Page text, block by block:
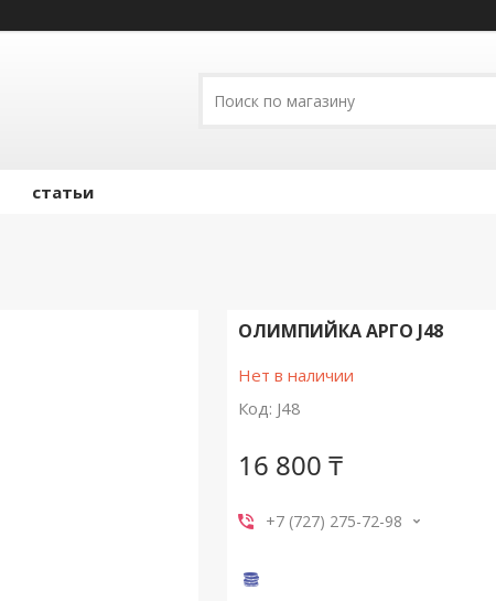
статьи
ОЛИМПИЙКА АРГО J48
Нет в наличии
Код: J48
16 800 ₸
+7 (727) 275-72-98